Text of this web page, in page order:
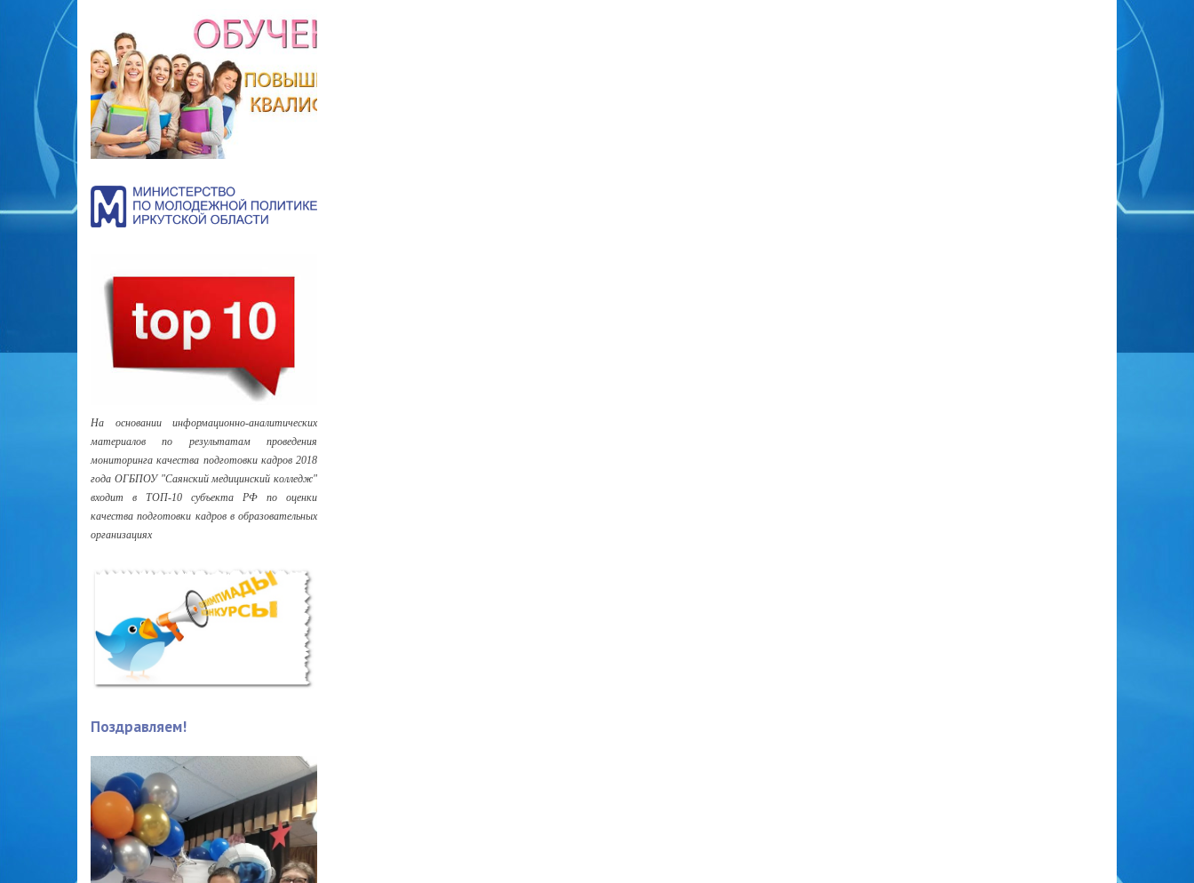
На основании информационно-аналитических
материалов по результатам проведения
мониторинга качества подготовки кадров 2018
года ОГБПОУ "Саянский медицинский колледж"
входит в ТОП-10 субъекта РФ по оценки
качества подготовки кадров в образовательных
организациях
Поздравляем!